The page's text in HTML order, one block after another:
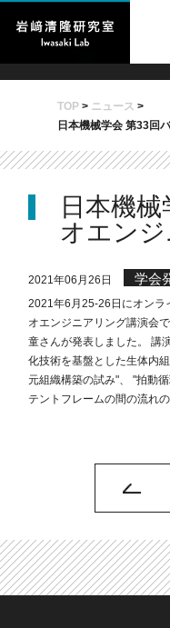
TOP> ニュース >
日本機械学会 第33回
日本機
オエン
2021年06月26日 学会
2021年6月25-26日にオンラ
オエンジニアリング講演会
童さんが発表しました。 講
化技術を基盤とした生体内
元組織構築の試み"、 "拍動
テントフレームの間の流れの